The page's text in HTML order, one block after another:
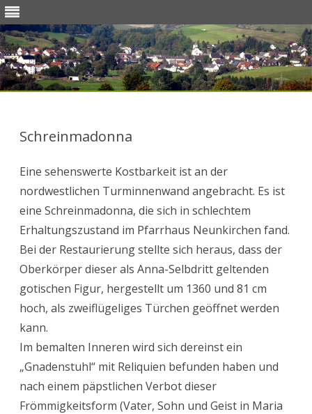
Skip
Schreinmadonna
Eine sehenswerte Kostbarkeit ist an der
nordwestlichen Turminnenwand angebracht. Es ist
eine Schreinmadonna, die sich in schlechtem
Erhaltungszustand im Pfarrhaus Neunkirchen fand.
Bei der Restaurierung stellte sich heraus, dass der
Oberkörper dieser als Anna-Selbdritt geltenden
gotischen Figur, hergestellt um 1360 und 81 cm
hoch, als zweiflügeliges Türchen geöffnet werden
kann.
Im bemalten Inneren wird sich dereinst ein
„Gnadenstuhl“ mit Reliquien befunden haben und
nach einem päpstlichen Verbot dieser
Frömmigkeitsform (Vater, Sohn und Geist in Maria